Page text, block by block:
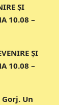
ȘI
10.08 –
ȘI
10.08 –
Un